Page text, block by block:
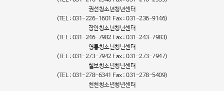
권선청소년청년센터
(TEL : 031-226-1601 Fax : 031-236-9146)
장안청소년청년센터
(TEL : 031-246-7982 Fax : 031-243-7983)
영통청소년청년센터
(TEL : 031-273-7942 Fax : 031-273-7947)
칠보청소년청년센터
(TEL : 031-278-6341 Fax : 031-278-5409)
천천청소년청년센터